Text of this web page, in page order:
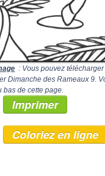
: Vous pouvez
Dimanche des Rameaux 9.
bas de cette page.
Imprimer
Coloriez en ligne